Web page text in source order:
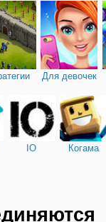
Для девочек
IO Когама